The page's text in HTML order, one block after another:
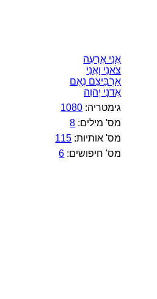
אֲנִי אֶרְעֶה
צֹאנִי וַאֲנִי
אַרְבִּיצֵם נְאֻם
אֲדֹנָי יְהוִה
גימטריה: 1080
מס' מילים: 8
מס' אותיות: 115
מס' חיפושים: 6